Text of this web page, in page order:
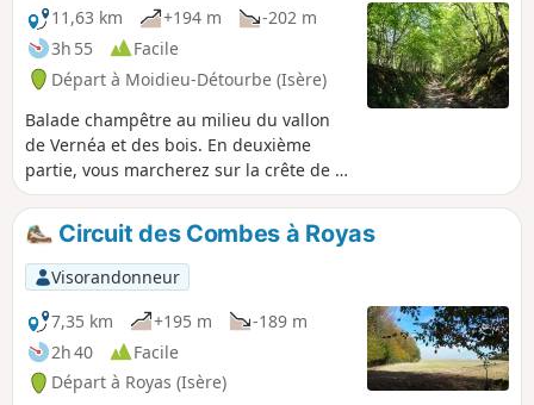
11,63 km
+194 m
-202 m
3h 55
Facile
Départ à Moidieu-Détourbe (Isère)
Balade champêtre au milieu du vallon
de Vernéa et des bois. En deuxième
partie, vous marcherez sur la crête de la
colline et bénéficierez de belles vues sur
les monts du Pilat.
Circuit des Combes à Royas
Visorandonneur
7,35 km
+195 m
-189 m
2h 40
Facile
Départ à Royas (Isère)